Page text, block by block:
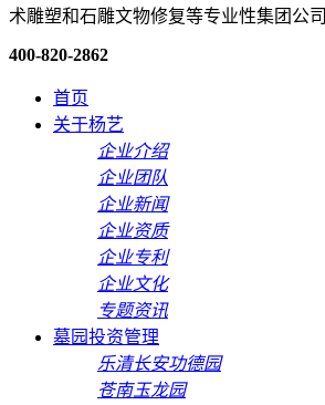
术雕塑和石雕文物修复等专业性集团公司
400-820-2862
首页
关于杨艺
企业介绍
企业团队
企业新闻
企业资质
企业专利
企业文化
专题资讯
墓园投资管理
乐清长安功德园
苍南玉龙园